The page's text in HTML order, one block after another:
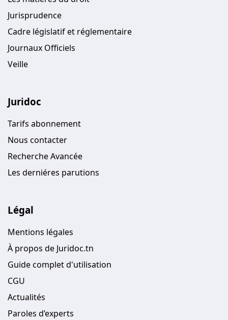
Jurisprudence
Cadre législatif et réglementaire
Journaux Officiels
Veille
Juridoc
Tarifs abonnement
Nous contacter
Recherche Avancée
Les derniéres parutions
Légal
Mentions légales
À propos de Juridoc.tn
Guide complet d'utilisation
CGU
Actualités
Paroles d’experts